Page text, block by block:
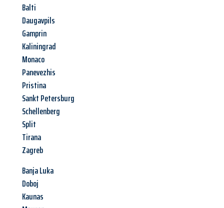
Balti
Daugavpils
Gamprin
Kaliningrad
Monaco
Panevezhis
Pristina
Sankt Petersburg
Schellenberg
Split
Tirana
Zagreb
Banja Luka
Doboj
Kaunas